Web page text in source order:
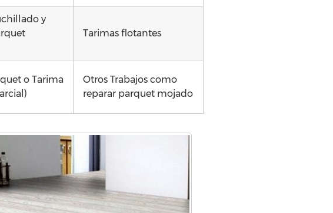
y
Tarimas flotantes
o Tarima
Otros Trabajos como
reparar parquet mojado